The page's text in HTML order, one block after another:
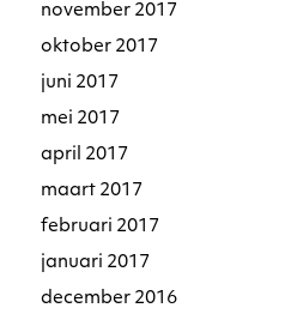
november 2017
oktober 2017
juni 2017
mei 2017
april 2017
maart 2017
februari 2017
januari 2017
december 2016